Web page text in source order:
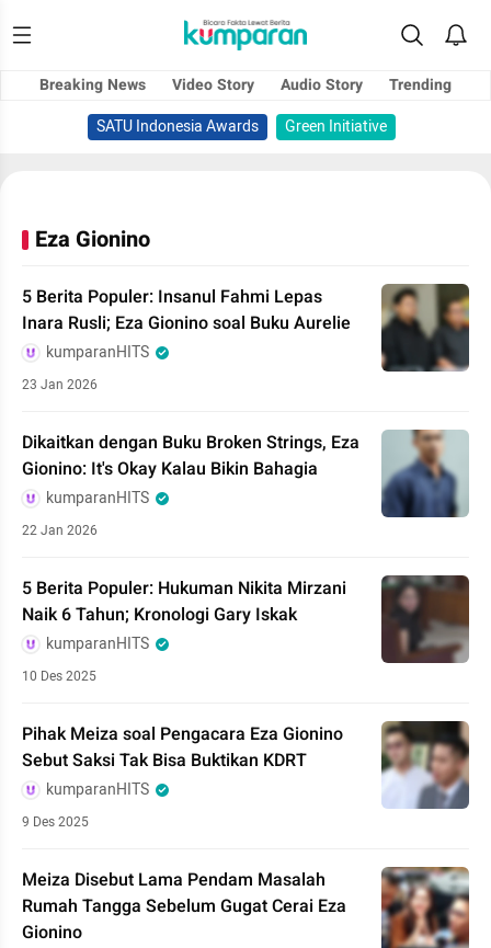
Breaking News Video Story Audio Story
Trending
SATU Indonesia Awards
Green Initiative
Eza Gionino
5 Berita Populer: Insanul Fahmi Lepas
Inara Rusli; Eza Gionino soal Buku Aurelie
kumparanHITS
23 Jan 2026
Dikaitkan dengan Buku Broken Strings, Eza
Gionino: It's Okay Kalau Bikin Bahagia
kumparanHITS
22 Jan 2026
5 Berita Populer: Hukuman Nikita Mirzani
Naik 6 Tahun; Kronologi Gary Iskak
kumparanHITS
10 Des 2025
Pihak Meiza soal Pengacara Eza Gionino
Sebut Saksi Tak Bisa Buktikan KDRT
kumparanHITS
9 Des 2025
Meiza Disebut Lama Pendam Masalah
Rumah Tangga Sebelum Gugat Cerai Eza
Gionino